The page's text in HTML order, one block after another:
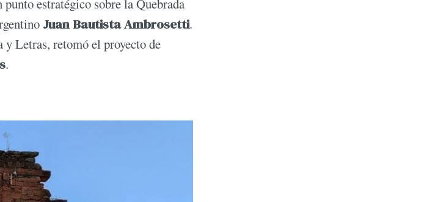
estratégico sobre la Quebrada
Juan Bautista Ambrosetti.
Letras, retomó el proyecto de
.